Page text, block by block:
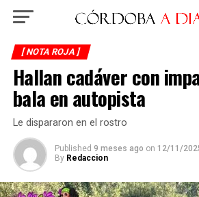
[ NOTA ROJA ]
Hallan cadáver con
bala en autopista
Le dispararon en el rostro
Published 9 meses ago on 12/11/
By Redaccion